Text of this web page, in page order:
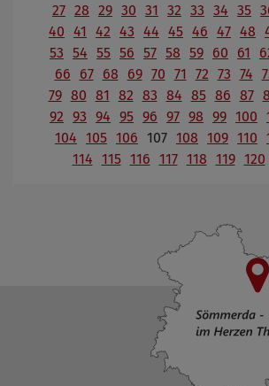
27 28 29 30 31 32 33 34 35
40 41 42 43 44 45 46 47 48
53 54 55 56 57 58 59 60 61
66
67 68 69 70 71 72 73 74
79 80 81 82 83 84 85 86 87
92 93 94 95 96 97 98 99 100
104 105 106 107 108 109 110
114 115 116 117 118 119 120